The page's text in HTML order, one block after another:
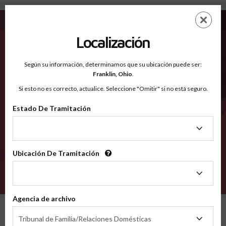
Santa Clara CA - Condados Reconocidos
EN
Condados Reconocidos
2600
Localización
Según su información, determinamos que su ubicación puede ser:
Franklin, Ohio.
Si esto no es correcto, actualice. Seleccione "Omitir" si no está seguro.
Estado De Tramitación
Tramitación
Ubicación De Tramitación
Tramitación
Agencia de archivo
Tribunal de Familia/Relaciones Domésticas
de